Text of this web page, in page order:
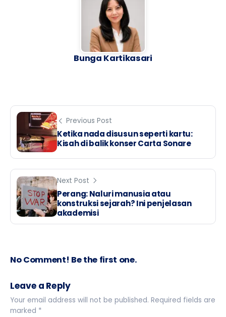
Bunga Kartikasari
Previous Post
Ketika nada disusun seperti kartu:
Kisah di balik konser Carta Sonare
Next Post
Perang: Naluri manusia atau
konstruksi sejarah? Ini penjelasan
akademisi
No Comment! Be the first one.
Leave a Reply
Your email address will not be published. Required fields are
marked *